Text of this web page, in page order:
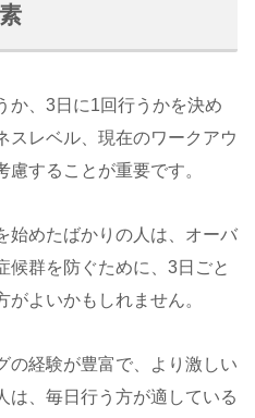
か、3日に1回行うかを決め
スレベル、現在のワークアウ
慮することが重要です。
始めたばかりの人は、オーバ
候群を防ぐために、3日ごと
よいかもしれません。
の経験が豊富で、より激しい
は、毎日行う方が適している